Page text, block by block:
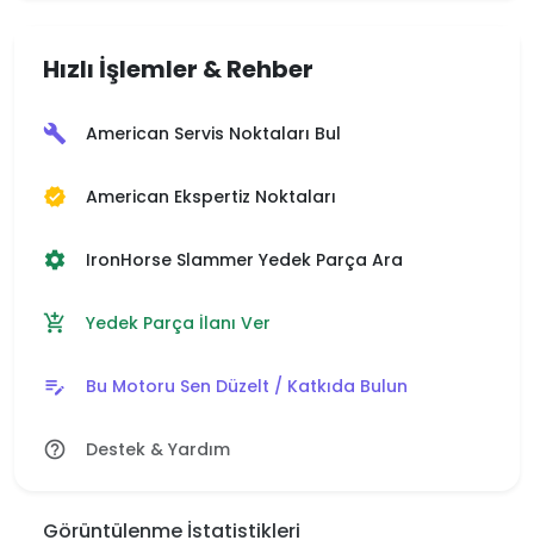
Hızlı İşlemler & Rehber
build American Servis Noktaları Bul
verified American Ekspertiz Noktaları
settings IronHorse Slammer Yedek Parça Ara
add_shopping_cart Yedek Parça İlanı Ver
edit_note Bu Motoru Sen Düzelt / Katkıda Bulun
help_outline Destek & Yardım
Görüntülenme İstatistikleri